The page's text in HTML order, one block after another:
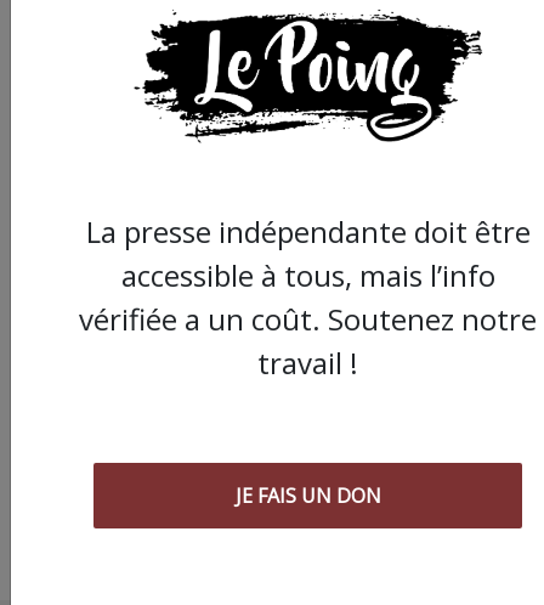
Les remorqueurs de
bloqueront les quais
La presse indépendante doit être
accessible à tous, mais l’info
vérifiée a un coût. Soutenez notre
travail !
JE FAIS UN DON